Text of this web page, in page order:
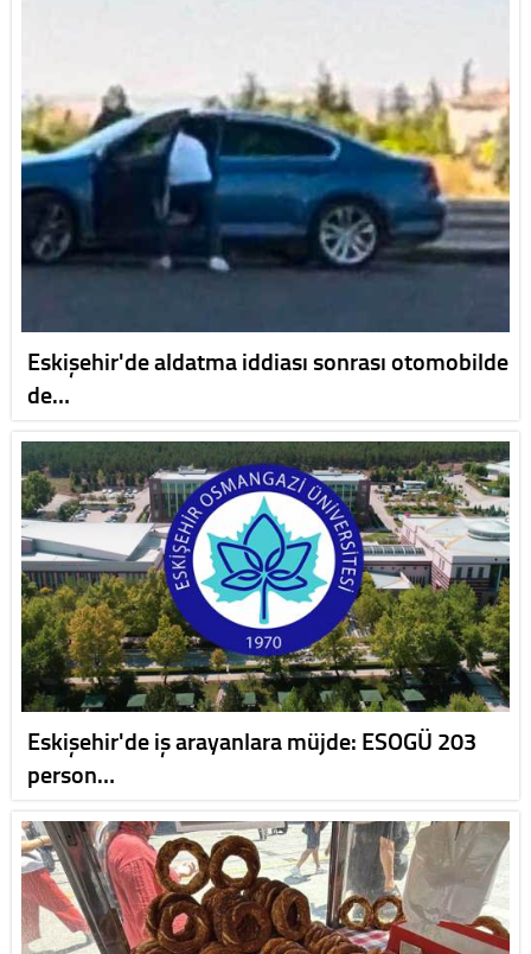
Eskişehir'de aldatma iddiası sonrası otomobilde
de…
Eskişehir'de iş arayanlara müjde: ESOGÜ 203
person…